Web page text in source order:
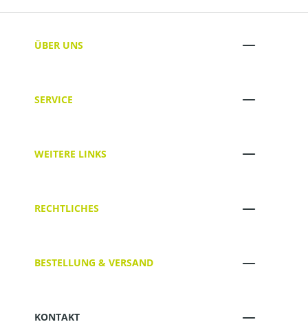
ÜBER UNS
SERVICE
WEITERE LINKS
RECHTLICHES
BESTELLUNG & VERSAND
KONTAKT